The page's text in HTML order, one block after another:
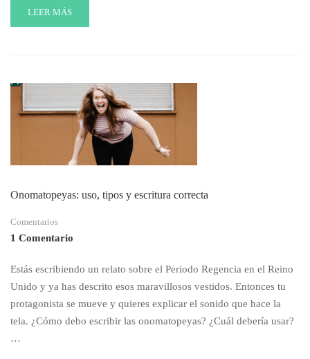
READ
MORE
FANTASÍA
POR
LEER MÁS
Onomatopeyas: uso, tipos y escritura correcta
Comentarios
1 Comentario
Estás escribiendo un relato sobre el Periodo Regencia en el Reino
Unido y ya has descrito esos maravillosos vestidos. Entonces tu
protagonista se mueve y quieres explicar el sonido que hace la
tela. ¿Cómo debo escribir las onomatopeyas? ¿Cuál debería usar?
…